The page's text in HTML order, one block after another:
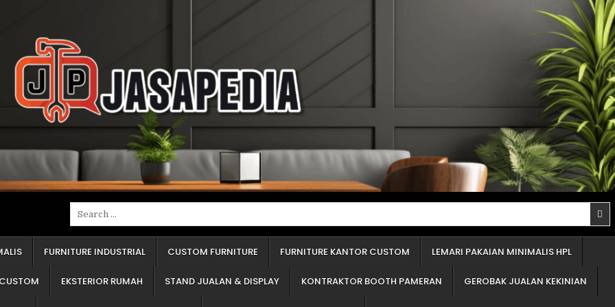
FURNITURE INDUSTRIAL CUSTOM FURNITURE FURNITURE KANTOR CUSTOM LEMARI PAKAIAN MINIMALIS HPL
EKSTERIOR RUMAH STAND JUALAN & DISPLAY KONTRAKTOR BOOTH PAMERAN GEROBAK JUALAN KEKINIAN